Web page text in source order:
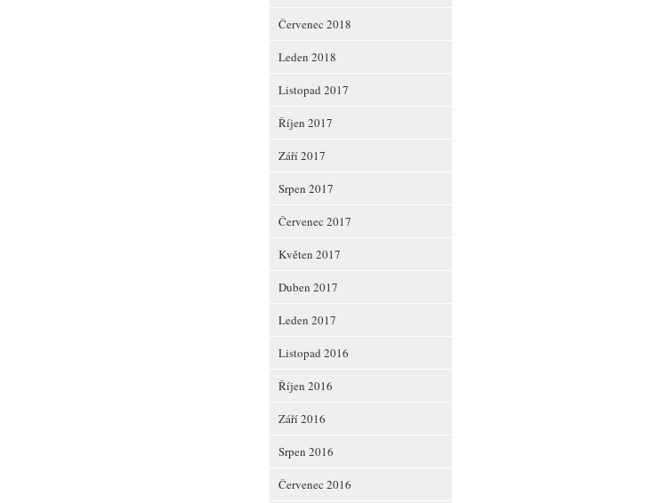
Červenec 2018
Leden 2018
Listopad 2017
Říjen 2017
Září 2017
Srpen 2017
Červenec 2017
Květen 2017
Duben 2017
Leden 2017
Listopad 2016
Říjen 2016
Září 2016
Srpen 2016
Červenec 2016